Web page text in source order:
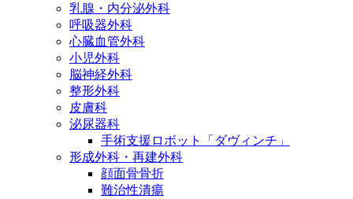
乳腺・内分泌外科
呼吸器外科
心臓血管外科
小児外科
脳神経外科
整形外科
皮膚科
泌尿器科
手術支援ロボット「ダヴィンチ」
形成外科・再建外科
顔面骨骨折
難治性潰瘍